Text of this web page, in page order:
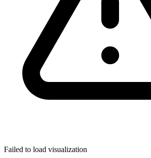
Failed to load visualization